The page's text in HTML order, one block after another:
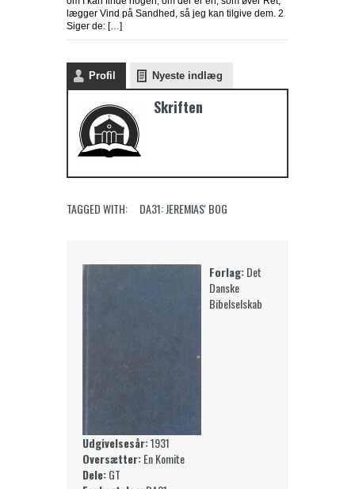
lægger Vind på Sandhed, så jeg kan tilgive dem. 2
Siger de: […]
Profil Nyeste indlæg
Skriften
TAGGED WITH: DA31: JEREMIAS' BOG
Forlag:Det
Danske
Bibelselskab
Udgivelsesår:1931
Oversætter:En Komite
Dele:GT